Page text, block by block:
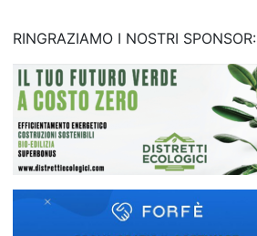
RINGRAZIAMO I NOSTRI SPONSOR: